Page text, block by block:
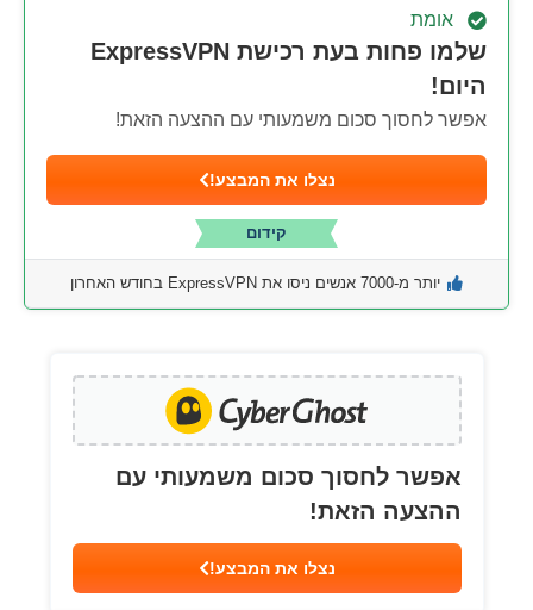
אומת
שלמו פחות בעת רכישת ExpressVPN
היום!
אפשר לחסוך סכום משמעותי עם ההצעה הזאת!
נצלו את המבצע!
קידום
יותר מ-7000 אנשים ניסו את ExpressVPN בחודש האחרון
אפשר לחסוך סכום משמעותי עם
ההצעה הזאת!
נצלו את המבצע!